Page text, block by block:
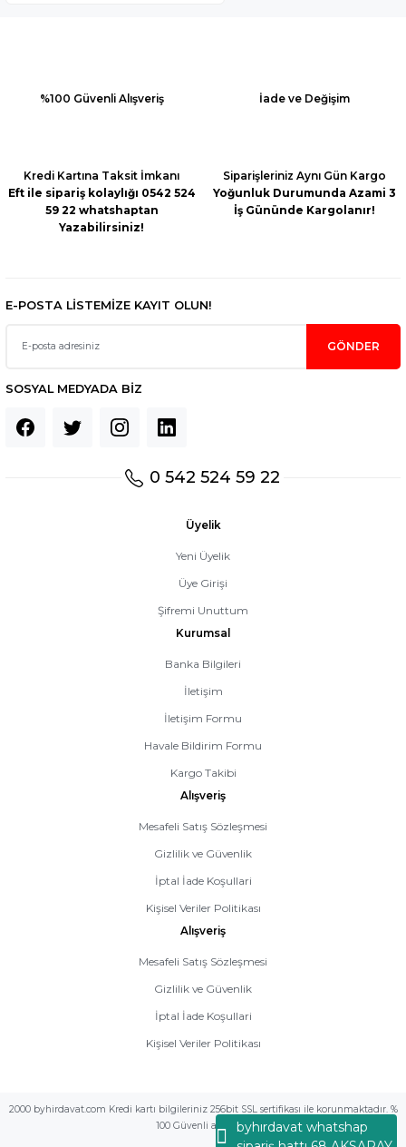
byhırdavat whatshap
Ürün bilgilerinde hatalar bulunuyor.
%100 Güvenli Alışveriş İade ve Değişim
Kredi Kartına Taksit İmkanı
Eft ile sipariş kolaylığı 0542 524
59 22 whatshaptan
Yazabilirsiniz!
Siparişleriniz Aynı Gün Kargo
Yoğunluk Durumunda Azami 3
İş Gününde Kargolanır!
E-POSTA LİSTEMİZE KAYIT OLUN!
GÖNDER
SOSYAL MEDYADA BİZ
0 542 524 59 22
Üyelik
Yeni Üyelik
Üye Girişi
Şifremi Unuttum
Kurumsal
Banka Bilgileri
İletişim
İletişim Formu
Havale Bildirim Formu
Kargo Takibi
Alışveriş
Mesafeli Satış Sözleşmesi
Gizlilik ve Güvenlik
İptal İade Koşullari
Kişisel Veriler Politikası
Alışveriş
Mesafeli Satış Sözleşmesi
Gizlilik ve Güvenlik
İptal İade Koşullari
Kişisel Veriler Politikası
2000 byhirdavat.com Kredi kartı bilgileriniz 256bit SSL sertifikası ile korunmaktadır. %
100 Güvenli alış veriş